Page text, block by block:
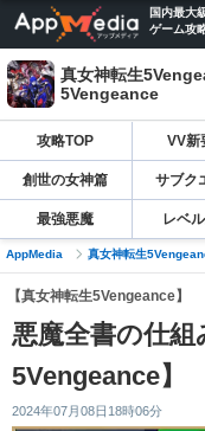
国内最大
ゲーム攻
真女神転生
5Vengeance
攻略TOP VV新
創世の女神篇 サブク
最強悪魔 レベ
AppMedia 真女神転生
【真女神転生5Vengeance】
悪魔全書の仕
5Vengeance】
2024年07月08日18時06分